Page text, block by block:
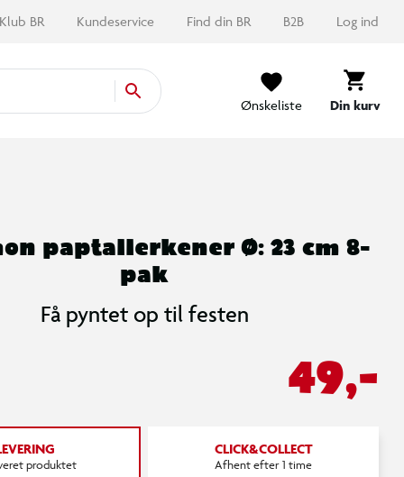
Klub BR Kundeservice Find din BR B2B Log ind
Ønskeliste Din kurv
paptallerkener Ø: 23 cm 8-
pak
Få pyntet op til festen
49,-
produktet
CLICK&COLLECT
Afhent efter 1 time